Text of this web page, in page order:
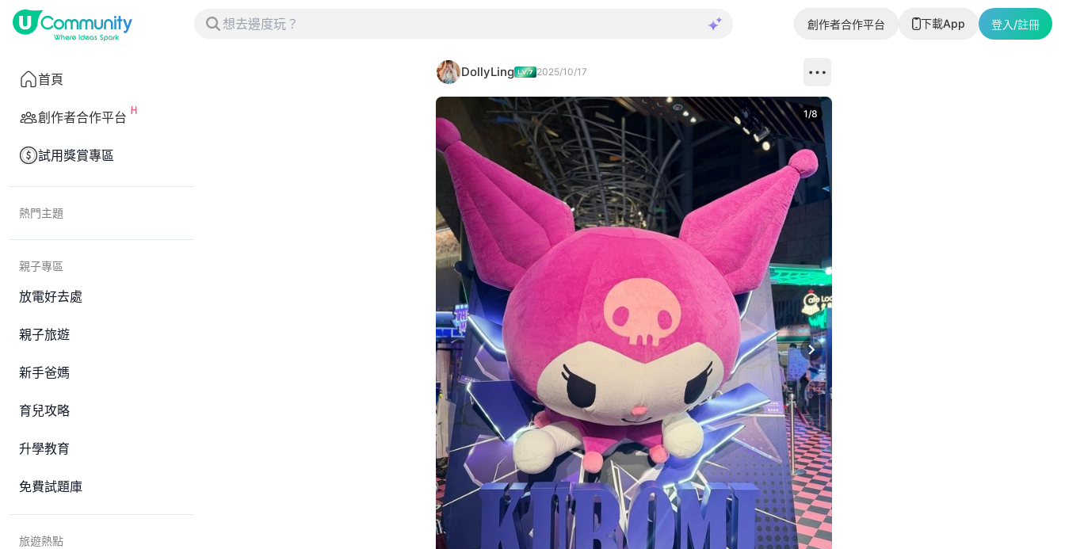
創作者合作平台 下載App 登入/註冊
首頁
創作者合作平台
試用獎賞專區
熱門主題
親子專區
放電好去處
親子旅遊
新手爸媽
育兒攻略
升學教育
免費試題庫
旅遊熱點
DollyLing 2025/10/17
Next slide
1/8